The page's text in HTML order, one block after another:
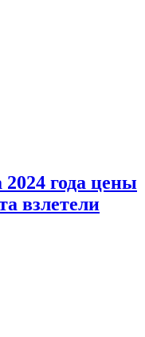
года цены
взлетели